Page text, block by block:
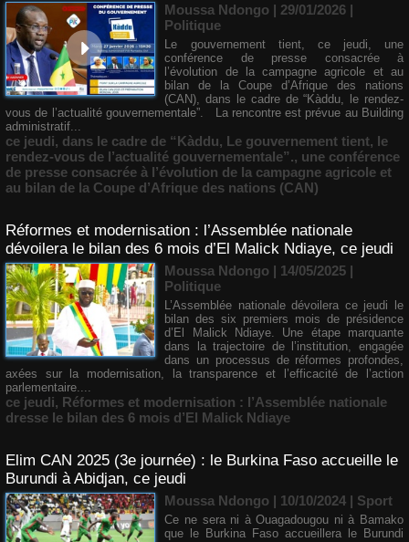
Moussa Ndongo | 29/01/2026 |
Politique
Le gouvernement tient, ce jeudi, une
conférence de presse consacrée à
l’évolution de la campagne agricole et au
bilan de la Coupe d’Afrique des nations
(CAN), dans le cadre de “Kàddu, le rendez-
vous de l’actualité gouvernementale”. La rencontre est prévue au Building
administratif...
ce jeudi, dans le cadre de “Kàddu, Le gouvernement tient, le
rendez-vous de l’actualité gouvernementale”., une conférence
de presse consacrée à l’évolution de la campagne agricole et
au bilan de la Coupe d’Afrique des nations (CAN)
Réformes et modernisation : l’Assemblée nationale
dévoilera le bilan des 6 mois d’El Malick Ndiaye, ce jeudi
Moussa Ndongo | 14/05/2025 |
Politique
L’Assemblée nationale dévoilera ce jeudi le
bilan des six premiers mois de présidence
d’El Malick Ndiaye. Une étape marquante
dans la trajectoire de l’institution, engagée
dans un processus de réformes profondes,
axées sur la modernisation, la transparence et l’efficacité de l’action
parlementaire....
ce jeudi, Réformes et modernisation : l’Assemblée nationale
dresse le bilan des 6 mois d’El Malick Ndiaye
Elim CAN 2025 (3e journée) : le Burkina Faso accueille le
Burundi à Abidjan, ce jeudi
Moussa Ndongo | 10/10/2024 | Sport
Ce ne sera ni à Ouagadougou ni à Bamako
que le Burkina Faso accueillera le Burundi